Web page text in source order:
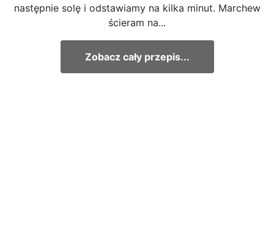
następnie solę i odstawiamy na kilka minut. Marchew
ścieram na...
Zobacz cały przepis...